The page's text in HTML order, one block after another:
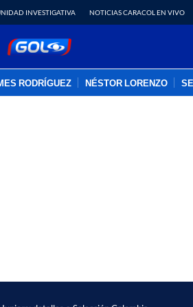
INVESTIGATIVA NOTICIAS CARACOL EN VIVO
RODRÍGUEZ NÉSTOR LORENZO